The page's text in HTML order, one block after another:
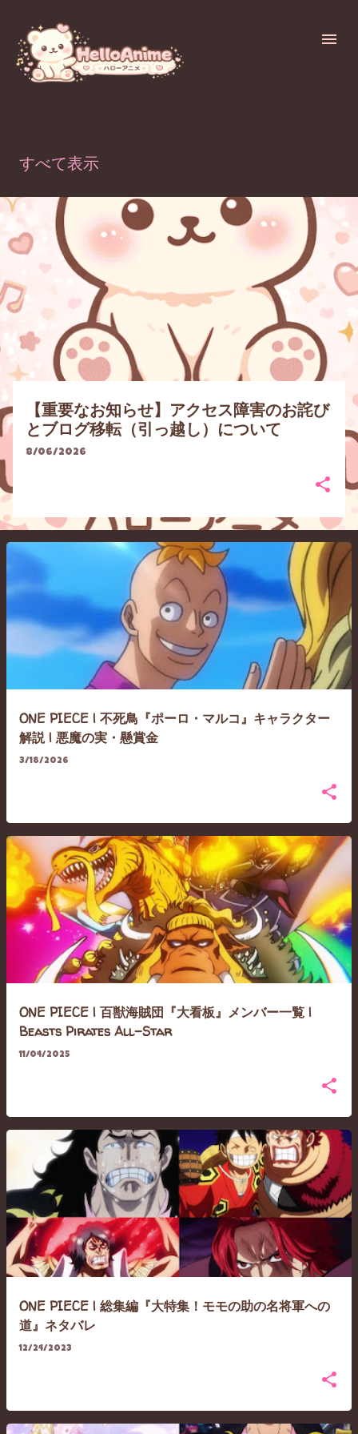
すべて表示
投
稿
【重要なお知らせ】アクセス障害のお詫び
とブログ移転（引っ越し）について
8/06/2026
ONE PIECE | 不死鳥『ポーロ・マルコ』キャラクター
解説 | 悪魔の実・懸賞金
3/18/2026
ONE PIECE | 百獣海賊団『大看板』メンバー一覧 |
Beasts Pirates All-Star
11/04/2025
ONE PIECE | 総集編『大特集！モモの助の名将軍への
道』ネタバレ
12/24/2023